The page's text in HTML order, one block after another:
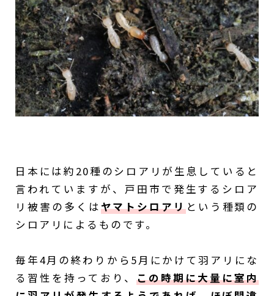
日本には約20種のシロアリが生息していると
言われていますが、戸田市で発生するシロア
リ被害の多くはヤマトシロアリという種類の
シロアリによるものです。
毎年4月の終わりから5月にかけて羽アリにな
る習性を持っており、この時期に大量に室内